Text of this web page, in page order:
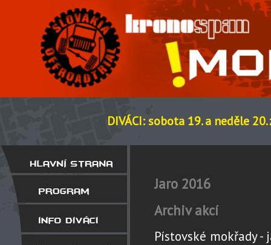
DIVÁCI: sobota 19. a neděle
Jaro 2016
Archiv akcí
Pístovské mokřady